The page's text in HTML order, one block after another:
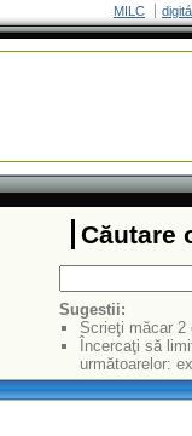
MILC
Căutare
Sugestii:
Scrieţi măcar 2
Încercaţi să
următoarelor: